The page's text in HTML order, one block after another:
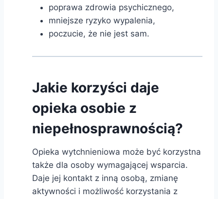
poprawa zdrowia psychicznego,
mniejsze ryzyko wypalenia,
poczucie, że nie jest sam.
Jakie korzyści daje
opieka osobie z
niepełnosprawnością?
Opieka wytchnieniowa może być korzystna
także dla osoby wymagającej wsparcia.
Daje jej kontakt z inną osobą, zmianę
aktywności i możliwość korzystania z